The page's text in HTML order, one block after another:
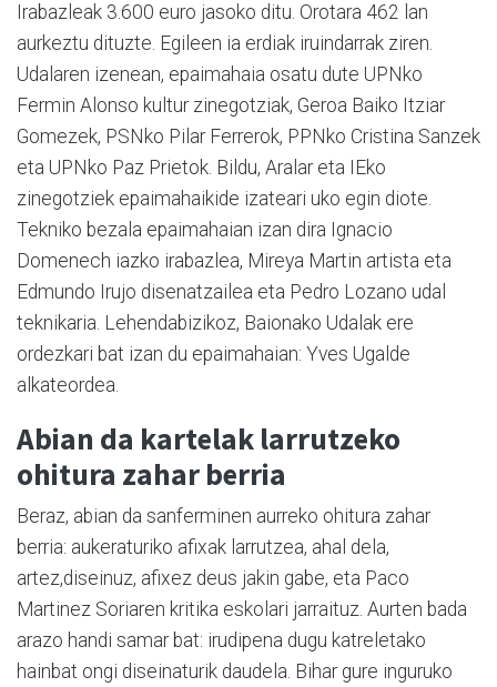
Irabazleak 3.600 euro jasoko ditu. Orotara 462 lan
aurkeztu dituzte. Egileen ia erdiak iruindarrak ziren.
Udalaren izenean, epaimahaia osatu dute UPNko
Fermin Alonso kultur zinegotziak, Geroa Baiko Itziar
Gomezek, PSNko Pilar Ferrerok, PPNko Cristina Sanzek
eta UPNko Paz Prietok. Bildu, Aralar eta IEko
zinegotziek epaimahaikide izateari uko egin diote.
Tekniko bezala epaimahaian izan dira Ignacio
Domenech iazko irabazlea, Mireya Martin artista eta
Edmundo Irujo disenatzailea eta Pedro Lozano udal
teknikaria. Lehendabizikoz, Baionako Udalak ere
ordezkari bat izan du epaimahaian: Yves Ugalde
alkateordea.
Abian da kartelak larrutzeko
ohitura zahar berria
Beraz, abian da sanferminen aurreko ohitura zahar
berria: aukeraturiko afixak larrutzea, ahal dela,
artez,diseinuz, afixez deus jakin gabe, eta Paco
Martinez Soriaren kritika eskolari jarraituz. Aurten bada
arazo handi samar bat: irudipena dugu katreletako
hainbat ongi diseinaturik daudela. Bihar gure inguruko